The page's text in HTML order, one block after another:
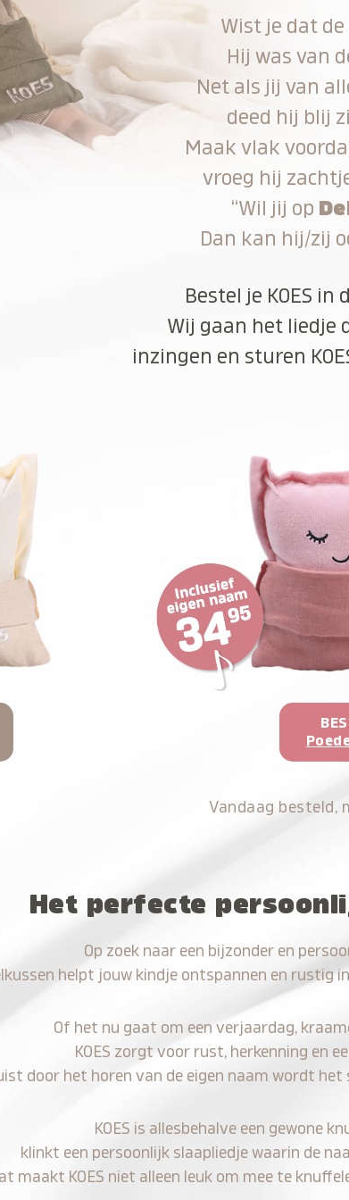
Wist je dat
Hij was van
Net als jij van
deed hij blij
Maak vlak
vroeg hij
“Wil jij op
Dan kan hij/zij
Bestel je KOES
Wij gaan het liedje
inzingen en sturen
Vandaag besteld,
Het perfecte
Op zoek naar een bijzonder en
helpt jouw kindje ontspannen en
Of het nu gaat om een verjaardag,
KOES zorgt voor rust, herkenning en
door het horen van de eigen naam wordt
KOES is allesbehalve een gewone
klinkt een persoonlijk slaapliedje waarin de
maakt KOES niet alleen leuk om mee te